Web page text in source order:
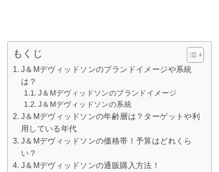
もくじ
J＆Mデヴィッドソンのブランドイメージや系統
は？
J＆Mデヴィッドソンのブランドイメージ
J＆Mデヴィッドソンの系統
J＆Mデヴィッドソンの年齢層は？ターゲットや利
用している年代
J＆Mデヴィッドソンの価格帯！予算はどれくら
い？
J＆Mデヴィッドソンの通販購入方法！